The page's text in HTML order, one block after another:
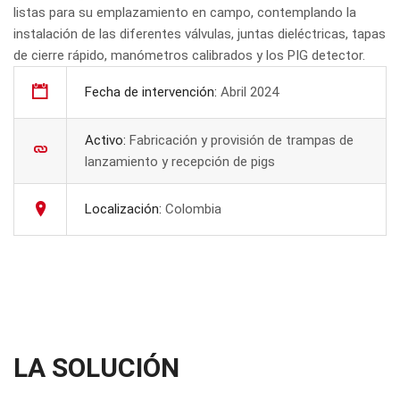
listas para su emplazamiento en campo, contemplando la
instalación de las diferentes válvulas, juntas dieléctricas, tapas
de cierre rápido, manómetros calibrados y los PIG detector.
Fecha de intervención: Abril 2024
Activo: Fabricación y provisión de trampas de
lanzamiento y recepción de pigs
Localización: Colombia
LA SOLUCIÓN